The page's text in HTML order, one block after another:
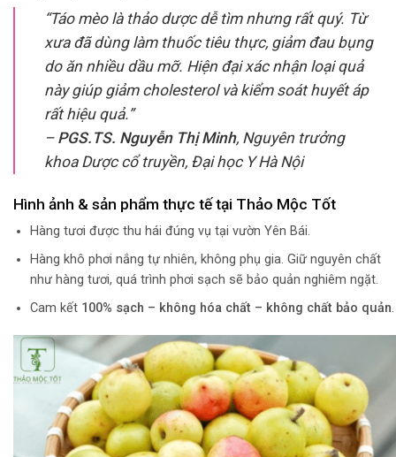
“Táo mèo là thảo dược dễ tìm nhưng rất quý. Từ
xưa đã dùng làm thuốc tiêu thực, giảm đau bụng
do ăn nhiều dầu mỡ. Hiện đại xác nhận loại quả
này giúp giảm cholesterol và kiểm soát huyết áp
rất hiệu quả.”
– PGS.TS. Nguyễn Thị Minh, Nguyên trưởng
khoa Dược cổ truyền, Đại học Y Hà Nội
Hình ảnh & sản phẩm thực tế tại Thảo Mộc Tốt
Hàng tươi được thu hái đúng vụ tại vườn Yên Bái.
Hàng khô phơi nắng tự nhiên, không phụ gia. Giữ nguyên chất
như hàng tươi, quá trình phơi sạch sẽ bảo quản nghiêm ngặt.
Cam kết 100% sạch – không hóa chất – không chất bảo quản.